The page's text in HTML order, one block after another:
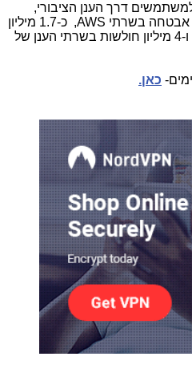
דרך הענן הציבורי,
AWS
, כ-1.7 מיליון
ו-4 מיליון חולשות בשרתי הענן של
כאן.